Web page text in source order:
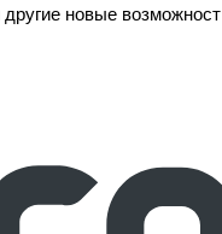
новые